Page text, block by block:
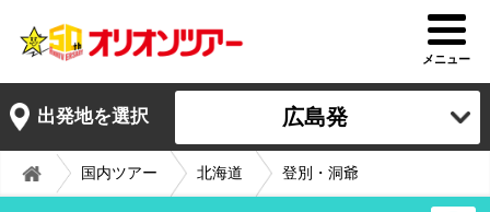
メニュー
出発地を選択 広島発
国内ツアー 北海道 登別・洞爺